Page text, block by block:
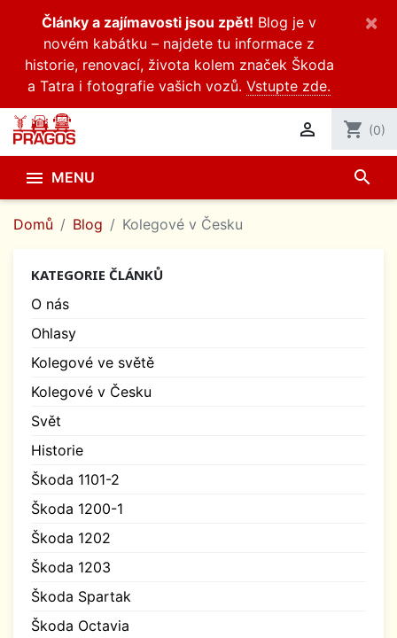
Články a zajímavosti jsou zpět! Blog je v
novém kabátku – najdete tu informace z
historie, renovací, života kolem značek Škoda
a Tatra i fotografie vašich vozů. Vstupte zde.
×
 shopping_cart (0)
 MENU search
Domů Blog Kolegové v Česku
KATEGORIE ČLÁNKŮ
O nás
Ohlasy
Kolegové ve světě
Kolegové v Česku
Svět
Historie
Škoda 1101-2
Škoda 1200-1
Škoda 1202
Škoda 1203
Škoda Spartak
Škoda Octavia